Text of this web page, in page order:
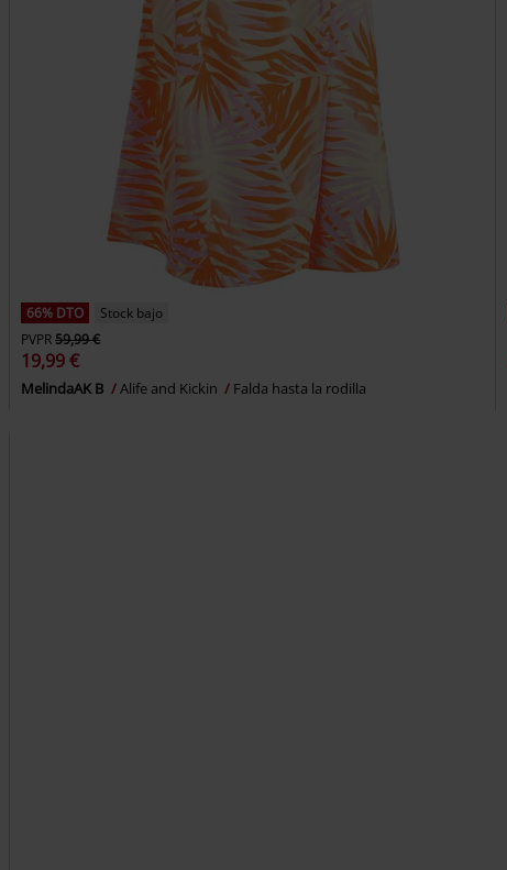
66% DTO
Stock bajo
PVPR59,99 €
19,99 €
MelindaAK B Alife and Kickin Falda hasta la rodilla